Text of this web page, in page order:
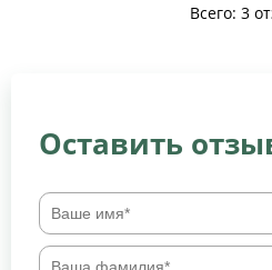
Всего: 3
Оставить